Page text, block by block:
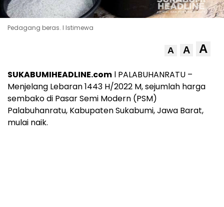
Pedagang beras. l Istimewa
A A A
SUKABUMIHEADLINE.com l PALABUHANRATU –
Menjelang Lebaran 1443 H/2022 M, sejumlah harga
sembako di Pasar Semi Modern (PSM)
Palabuhanratu, Kabupaten Sukabumi, Jawa Barat,
mulai naik.